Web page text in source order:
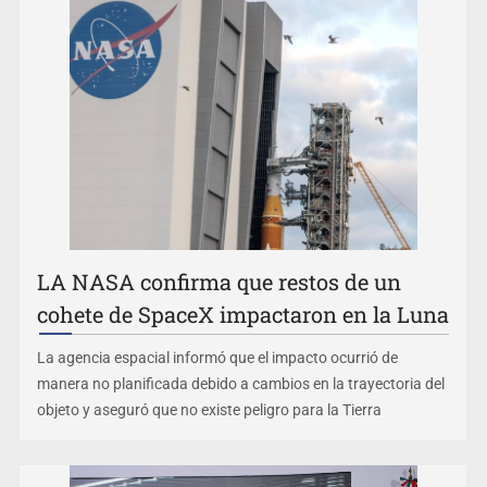
Belinda se corona como la más bella de 2026 en People
LA NASA confirma que restos de un
cohete de SpaceX impactaron en la Luna
La agencia espacial informó que el impacto ocurrió de
manera no planificada debido a cambios en la trayectoria del
objeto y aseguró que no existe peligro para la Tierra